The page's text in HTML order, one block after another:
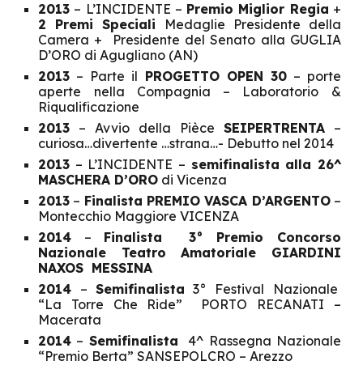
2013 – L’INCIDENTE – Premio Miglior Regia +
2 Premi Speciali Medaglie Presidente della
Camera + Presidente del Senato alla GUGLIA
D’ORO di Agugliano (AN)
2013 – Parte il PROGETTO OPEN 30– porte
aperte nella Compagnia – Laboratorio &
Riqualificazione
2013 – Avvio della Pièce SEIPERTRENTA–
curiosa…divertente …strana…- Debutto nel 2014
2013 – L’INCIDENTE – semifinalista alla 26^
MASCHERA D’ORO di Vicenza
2013 – Finalista PREMIO VASCA D’ARGENTO–
Montecchio Maggiore VICENZA
2014 – Finalista 3° Premio Concorso
Nazionale Teatro Amatoriale GIARDINI
NAXOS MESSINA
2014 – Semifinalista 3° Festival Nazionale
“La Torre Che Ride” PORTO RECANATI –
Macerata
2014 – Semifinalista 4^ Rassegna Nazionale
“Premio Berta” SANSEPOLCRO – Arezzo